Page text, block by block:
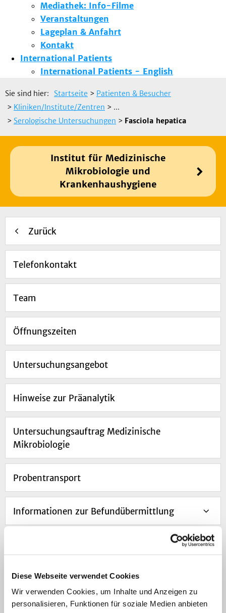
Diese Webseite verwendet Cookies
Wir verwenden Cookies, um Inhalte und Anzeigen zu
personalisieren, Funktionen für soziale Medien anbieten
Mediathek: Info-Filme
Veranstaltungen
Lageplan & Anfahrt
Kontakt
International Patients
International Patients - English
Sie sind hier: Startseite > Patienten & Besucher
> Kliniken/Institute/Zentren > ...
> Serologische Untersuchungen > Fasciola hepatica
Institut für Medizinische
Mikrobiologie und
Krankenhaushygiene
Zurück
Telefonkontakt
Team
Öffnungszeiten
Untersuchungsangebot
Hinweise zur Präanalytik
Untersuchungsauftrag Medizinische
Mikrobiologie
Probentransport
Informationen zur Befundübermittlung
Mykologische Untersuchungen